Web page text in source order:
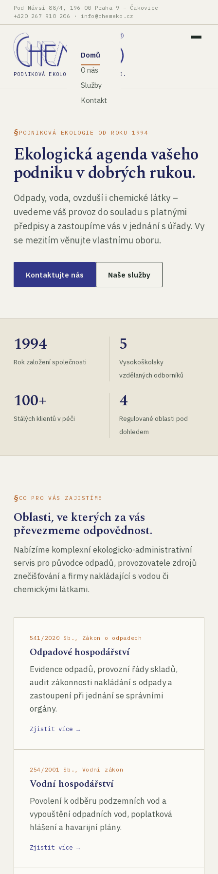
Pod Návsí 88/4, 196 00 Praha 9 – Čakovice
+420 267 910 206 · info@chemeko.cz
PODNIKOVÁ EKOLOGIE, SPOL. S R.O.
Domů
O nás
Služby
Kontakt
PODNIKOVÁ EKOLOGIE OD ROKU 1994
Ekologická agenda vašeho
podniku v dobrých rukou.
Odpady, voda, ovzduší i chemické látky –
uvedeme váš provoz do souladu s platnými
předpisy a zastoupíme vás v jednání s úřady. Vy
se mezitím věnujte vlastnímu oboru.
Kontaktujte nás Naše služby
1994
Rok založení společnosti
5
Vysokoškolsky
vzdělaných odborníků
100+
Stálých klientů v péči
4
Regulované oblasti pod
dohledem
CO PRO VÁS ZAJISTÍME
Oblasti, ve kterých za vás
převezmeme odpovědnost.
Nabízíme komplexní ekologicko-administrativní
servis pro původce odpadů, provozovatele zdrojů
znečišťování a firmy nakládající s vodou či
chemickými látkami.
541/2020 Sb., Zákon o odpadech
Odpadové hospodářství
Evidence odpadů, provozní řády skladů,
audit zákonnosti nakládání s odpady a
zastoupení při jednání se správními
orgány.
Zjistit více →
254/2001 Sb., Vodní zákon
Vodní hospodářství
Povolení k odběru podzemních vod a
vypouštění odpadních vod, poplatková
hlášení a havarijní plány.
Zjistit více →